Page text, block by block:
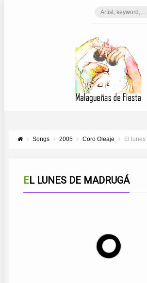
Songs 2005 Coro Oleaje El
EL LUNES DE MADRUGÁ